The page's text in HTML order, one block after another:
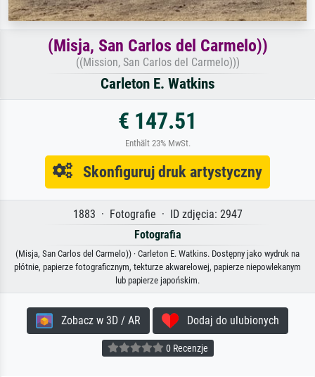
(Misja, San Carlos del Carmelo))
((Mission, San Carlos del Carmelo)))
Carleton E. Watkins
€ 147.51
Enthält 23% MwSt.
Skonfiguruj druk artystyczny
1883 · Fotografie · ID zdjęcia: 2947
Fotografia
(Misja, San Carlos del Carmelo)) · Carleton E. Watkins. Dostępny jako wydruk na
płótnie, papierze fotograficznym, tekturze akwarelowej, papierze niepowlekanym
lub papierze japońskim.
Zobacz w 3D / AR Dodaj do ulubionych
0 Recenzje